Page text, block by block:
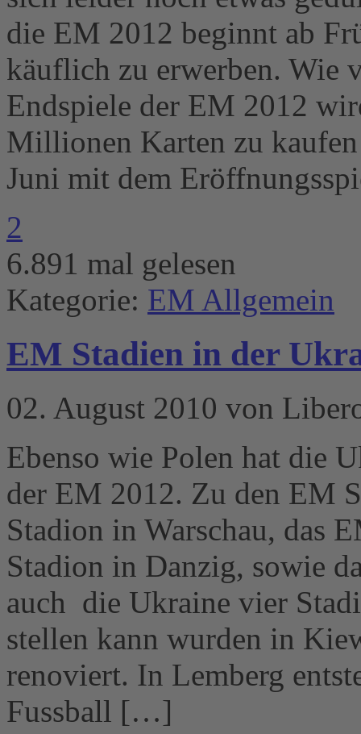
die EM 2012 beginnt ab
käuflich zu erwerben. Wie
Endspiele der EM 2012
Millionen Karten zu
Juni mit dem
2
6.891 mal gelesen
Kategorie: EM Allgemein
EM Stadien in der
02. August 2010 von
Ebenso wie Polen hat die
der EM 2012. Zu den EM
Stadion in Warschau, das
Stadion in Danzig, sowie
auch die Ukraine vier
stellen kann wurden in
renoviert. In Lemberg
Fussball […]